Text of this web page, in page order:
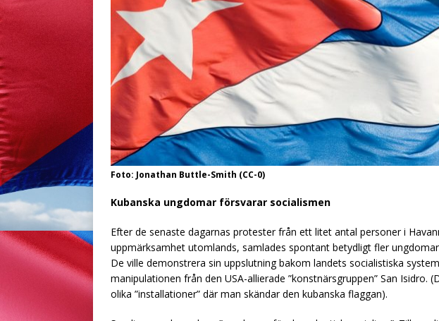
Foto: Jonathan Buttle-Smith (CC-0)
Kubanska ungdomar försvarar socialismen
Efter de senaste dagarnas protester från ett litet antal personer i
uppmärksamhet utomlands, samlades spontant betydligt fler
De ville demonstrera sin uppslutning bakom landets socialistiska
manipulationen från den USA-allierade ”konstnärsgruppen” San Isidro.
olika ”installationer” där man skändar den kubanska flaggan).